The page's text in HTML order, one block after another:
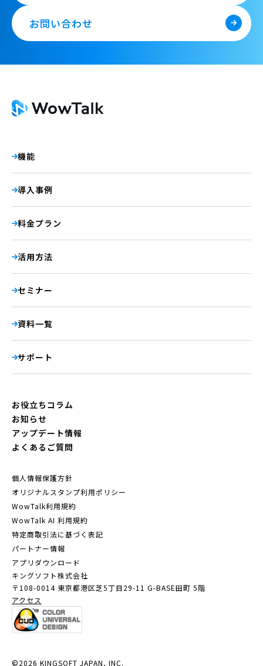
お問い合わせ
機能
導入事例
料金プラン
活用方法
セミナー
資料一覧
サポート
お役立ちコラム
お知らせ
アップデート情報
よくあるご質問
個人情報保護方針
オリジナルスタンプ利用ポリシー
WowTalk利用規約
WowTalk AI 利用規約
特定商取引法に基づく表記
パートナー情報
アプリダウンロード
キングソフト株式会社
〒108-0014 東京都港区芝5丁目29-11 G-BASE田町 5階
アクセス
©2026 KINGSOFT JAPAN, INC.